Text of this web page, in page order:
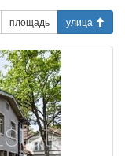
площадь улица